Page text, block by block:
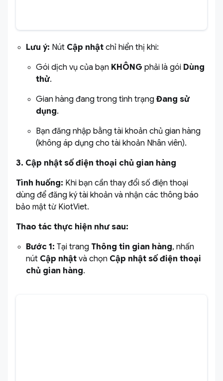
Lưu ý: Nút Cập nhật chỉ hiển thị khi:
Gói dịch vụ của bạn KHÔNG phải là gói Dùng
thử.
Gian hàng đang trong tình trạng Đang sử
dụng.
Bạn đăng nhập bằng tài khoản chủ gian hàng
(không áp dụng cho tài khoản Nhân viên).
3. Cập nhật số điện thoại chủ gian hàng
Tình huống: Khi bạn cần thay đổi số điện thoại
dùng để đăng ký tài khoản và nhận các thông báo
bảo mật từ KiotViet.
Thao tác thực hiện như sau:
Bước 1: Tại trang Thông tin gian hàng, nhấn
nút Cập nhật và chọn Cập nhật số điện thoại
chủ gian hàng.